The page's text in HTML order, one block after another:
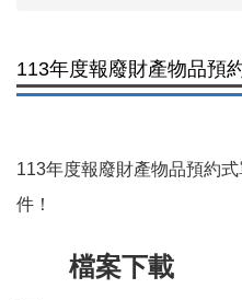
113年度報廢財產物品預
113年度報廢財產物品預約
件！